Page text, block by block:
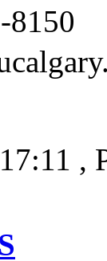
8150
,